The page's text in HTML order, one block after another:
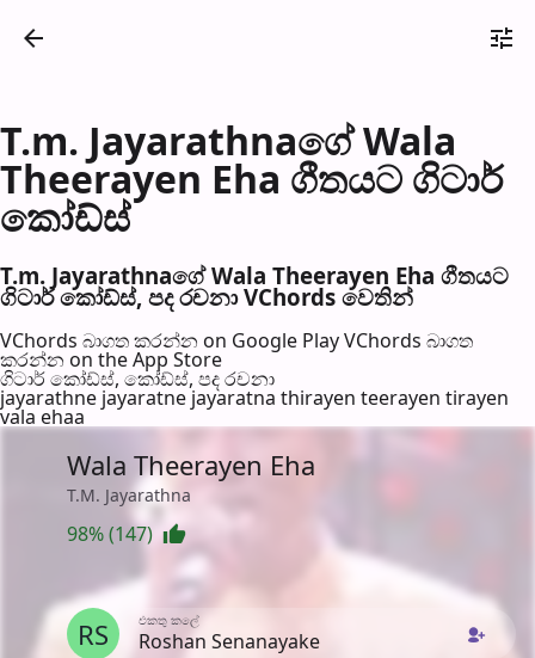
T.m. Jayarathnaගේ Wala
Theerayen Eha ගීතයට ගිටාර්
කෝඩ්ස්
T.m. Jayarathnaගේ Wala Theerayen Eha ගීතයට
ගිටාර් කෝඩ්ස්, පද රච​නා VChords වෙති​න්
VChords බාගත කරන්න on Google PlayVChords බාගත
කරන්න on the App Store
ගිටාර් කෝඩ්ස්, කෝඩ්ස්, පද රච​නා
jayarathne jayaratne jayaratna thirayen teerayen tirayen
vala ehaa
Wala Theerayen Eha
T.M. Jayarathna
98% (147)
RS එක​තු කලේ
Roshan Senanayake